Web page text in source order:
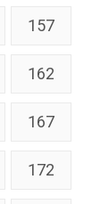
157
162
167
172